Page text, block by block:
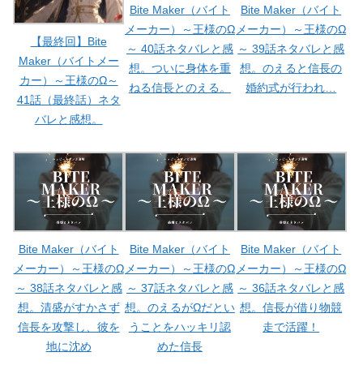
【最終回】Bite
Maker（バイトメー
カー）～王様のΩ～
41話（最終話）ネタ
バレと感想。
Bite Maker（バイト
メーカー）～王様のΩ
～ 40話ネタバレと感
想。ついに身体を重
ねる信長とのえる。
Bite Maker（バイト
メーカー）～王様のΩ
～ 39話ネタバレと感
想。のえると信長の
婚約式が行われ…
Bite Maker（バイト
メーカー）～王様のΩ
～ 38話ネタバレと感
想。清盛がすかさず
信長を攻撃し、彼を
地に沈め
Bite Maker（バイト
メーカー）～王様のΩ
～ 37話ネタバレと感
想。のえるがΩだとい
うことをハッキリ認
めた信長
Bite Maker（バイト
メーカー）～王様のΩ
～ 36話ネタバレと感
想。信長が借り物競
走で活躍！